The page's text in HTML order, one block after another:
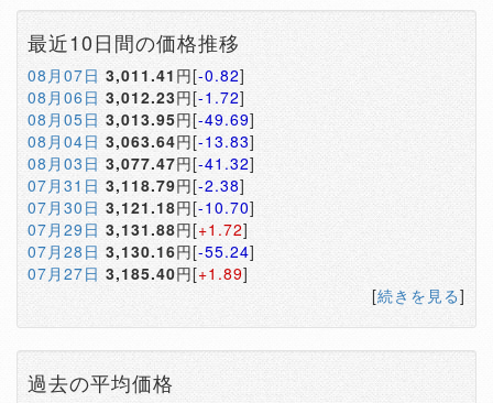
最近10日間の価格推移
08月07日 3,011.41 円[-0.82]
08月06日 3,012.23円[-1.72]
08月05日 3,013.95円[-49.69]
08月04日 3,063.64円[-13.83]
08月03日 3,077.47円[-41.32]
07月31日 3,118.79円[-2.38]
07月30日 3,121.18円[-10.70]
07月29日 3,131.88円[+1.72]
07月28日 3,130.16円[-55.24]
07月27日 3,185.40円[+1.89]
[続きを見る]
過去の平均価格